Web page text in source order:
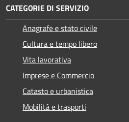
CATEGORIE DI SERVIZIO
Anagrafe e stato civile
Cultura e tempo libero
Vita lavorativa
Imprese e Commercio
Catasto e urbanistica
Mobilità e trasporti